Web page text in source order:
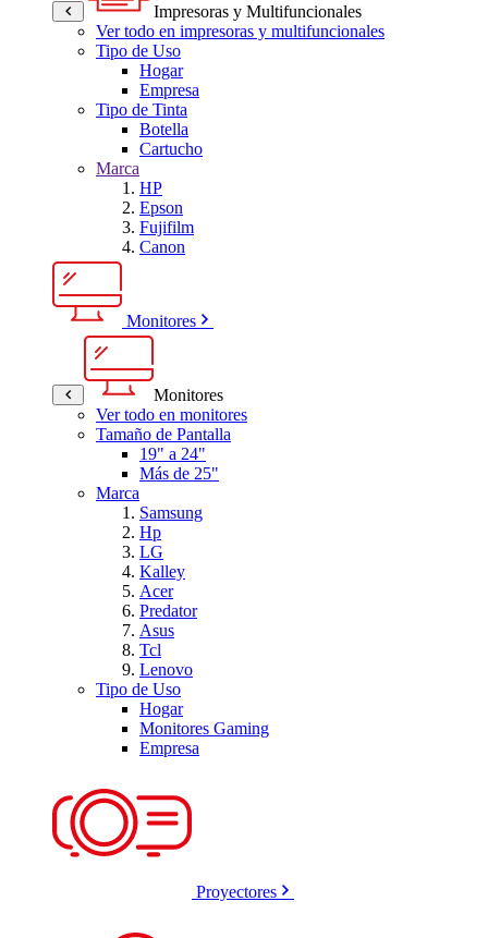
Impresoras y Multifuncionales
Ver todo en impresoras y multifuncionales
Tipo de Uso
Hogar
Empresa
Tipo de Tinta
Botella
Cartucho
Marca
HP
Epson
Fujifilm
Canon
Monitores
Monitores
Ver todo en monitores
Tamaño de Pantalla
19" a 24"
Más de 25"
Marca
Samsung
Hp
LG
Kalley
Acer
Predator
Asus
Tcl
Lenovo
Tipo de Uso
Hogar
Monitores Gaming
Empresa
Proyectores